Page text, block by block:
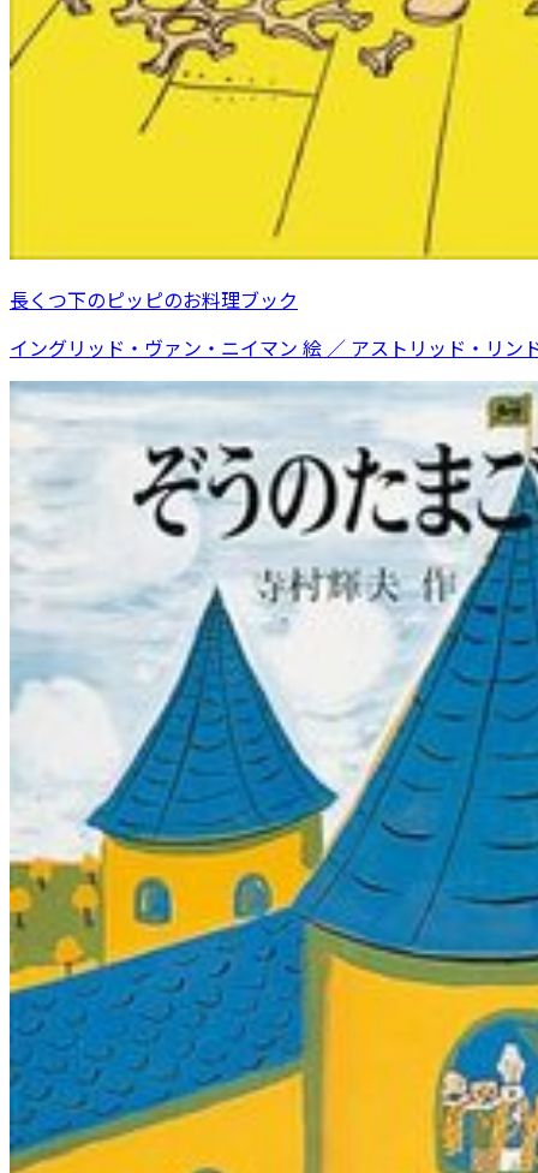
長くつ下のピッピのお料理ブック
イングリッド・ヴァン・ニイマン 絵 ／ アストリッド・リ